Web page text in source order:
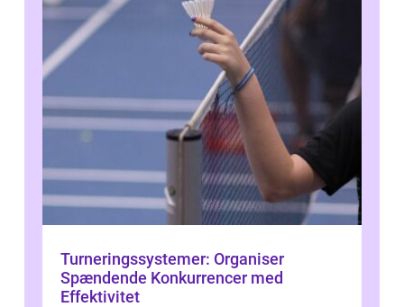
Turneringssystemer: Organiser
Spændende Konkurrencer med
Effektivitet